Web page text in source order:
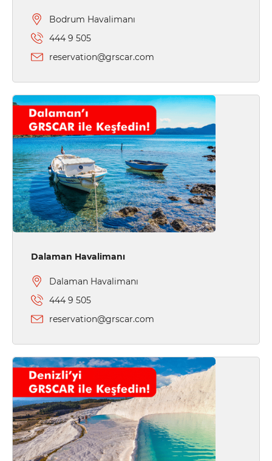
Bodrum Havalimanı
444 9 505
reservation@grscar.com
Dalaman Havalimanı
Dalaman Havalimanı
444 9 505
reservation@grscar.com